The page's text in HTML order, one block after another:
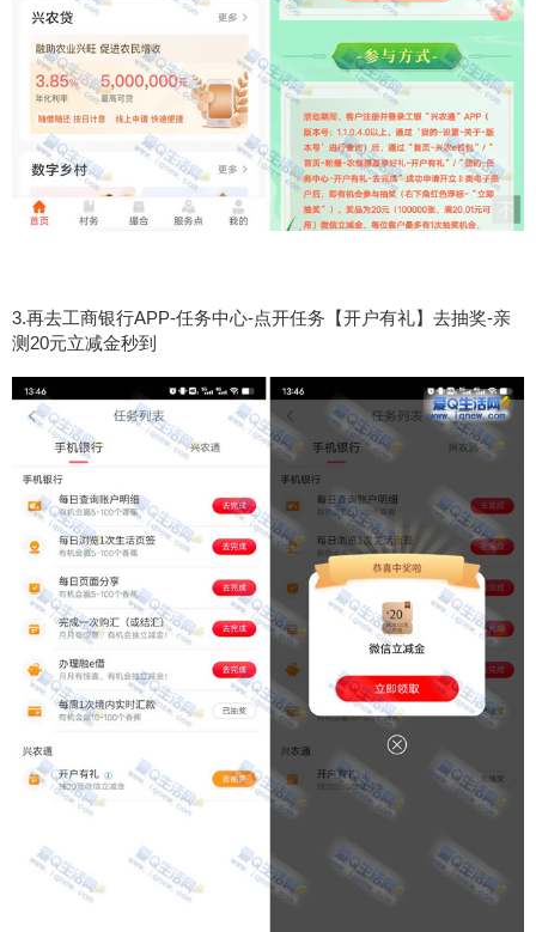
3.再去工商银行APP-任务中心-点开任务【开户有礼】去抽奖-亲
测20元立减金秒到